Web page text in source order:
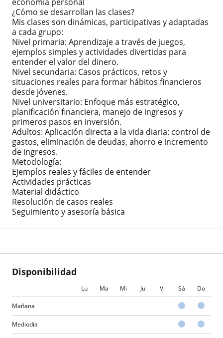
Disponibilidad
Lu Ma Mi Ju Vi Sá Do
Mañana
Mediodía
¿Cómo se desarrollan las clases?
Mis clases son dinámicas, participativas y adaptadas
a cada grupo:
Nivel primaria: Aprendizaje a través de juegos,
ejemplos simples y actividades divertidas para
entender el valor del dinero.
Nivel secundaria: Casos prácticos, retos y
situaciones reales para formar hábitos financieros
desde jóvenes.
Nivel universitario: Enfoque más estratégico,
planificación financiera, manejo de ingresos y
primeros pasos en inversión.
Adultos: Aplicación directa a la vida diaria: control de
gastos, eliminación de deudas, ahorro e incremento
de ingresos.
Metodología:
Ejemplos reales y fáciles de entender
Actividades prácticas
Material didáctico
Resolución de casos reales
Seguimiento y asesoría básica